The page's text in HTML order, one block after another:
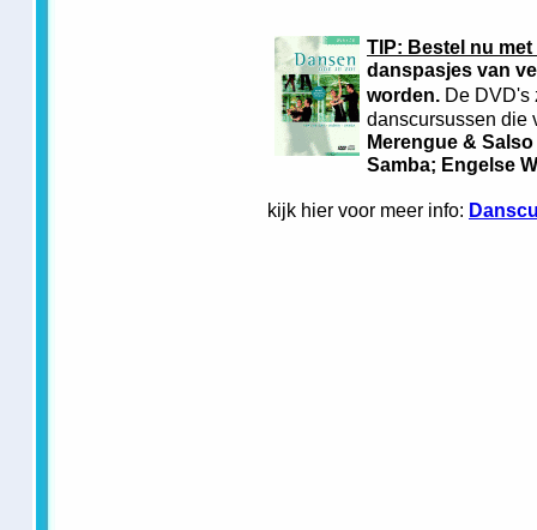
TIP: Bestel nu
danspasjes van
worden. De DVD's
danscursussen die
Merengue &
Samba; Engelse
kijk hier voor meer info: